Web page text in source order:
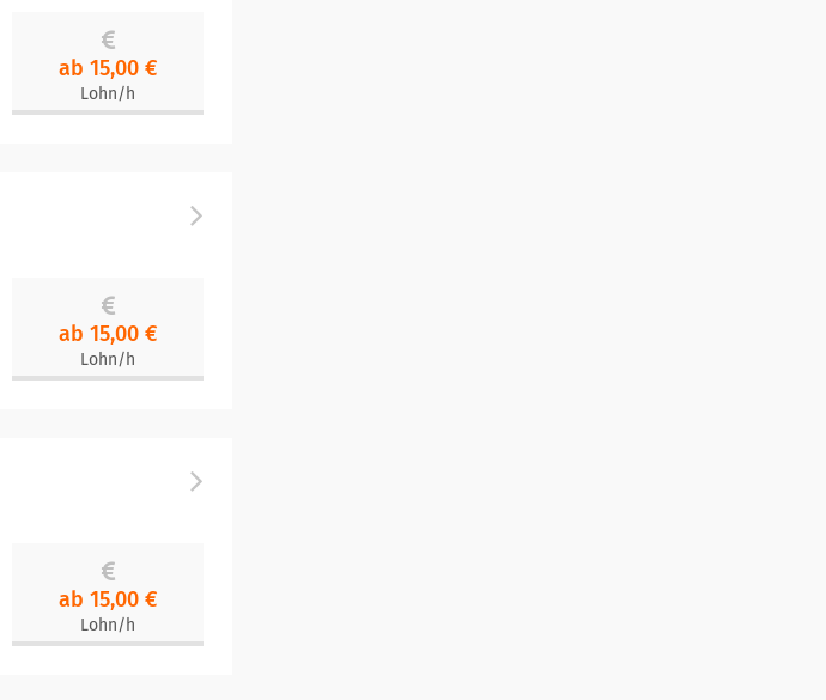
ab 15,00 €
Lohn/h
ab 15,00 €
Lohn/h
ab 15,00 €
Lohn/h